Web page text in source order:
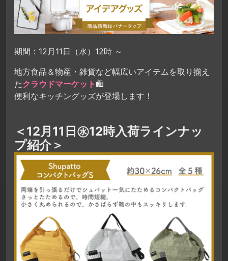
期間：12月11日（水）12時 ～
地方食品＆物産・雑貨など幅広いアイテムを取り揃え
たクラウドマーケット🛍
便利なキッチングッズが登場します！
＜12月11日㊌12時入荷ラインナッ
プ紹介＞